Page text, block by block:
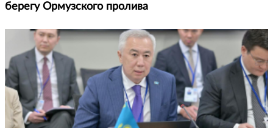
берегу Ормузского пролива